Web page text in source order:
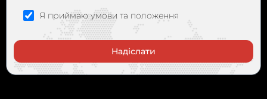
Я приймаю умови та положення
A